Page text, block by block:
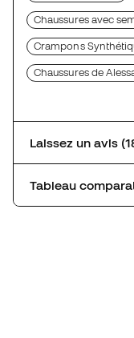
Chaussures avec
Crampons
Chaussures de
Laissez
Tableau